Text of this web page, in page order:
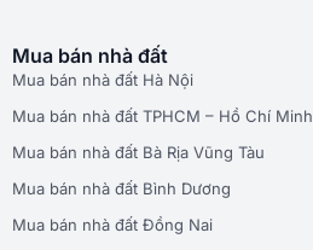
Mua bán nhà đất
Mua bán nhà đất Hà Nội
Mua bán nhà đất TPHCM – Hồ Chí Minh
Mua bán nhà đất Bà Rịa Vũng Tàu
Mua bán nhà đất Bình Dương
Mua bán nhà đất Đồng Nai